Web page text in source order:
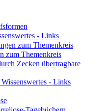
- Links
zum Themenkreis
zum Themenkreis
Zecken übertragbare
- Links